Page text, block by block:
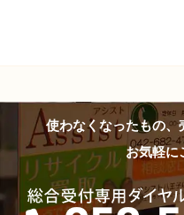
使わなくなったもの、
お気軽に